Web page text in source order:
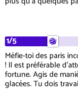
1/5
Méfie-toi des paris
! Il est préférable
fortune. Agis de
glacées. Tu dois